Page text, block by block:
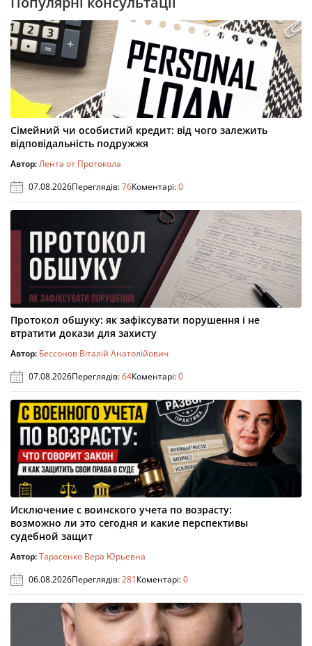
Сімейний чи особистий кредит: від чого залежить
відповідальність подружжя
Автор:Лента от Протокола
07.08.2026Переглядів:76Коментарі:0
Протокол обшуку: як зафіксувати порушення і не
втратити докази для захисту
Автор: Бессонов Віталій Анатолійович
07.08.2026Переглядів:64Коментарі:0
Исключение с воинского учета по возрасту:
возможно ли это сегодня и какие перспективы
судебной защит
Автор:Тарасенко Вера Юрьевна
06.08.2026Переглядів:281Коментарі:0